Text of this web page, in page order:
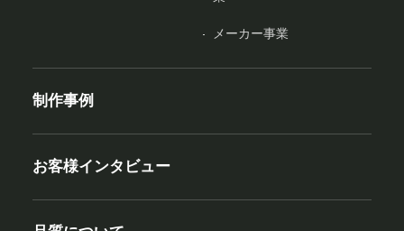
メーカー事業
制作事例
お客様インタビュー